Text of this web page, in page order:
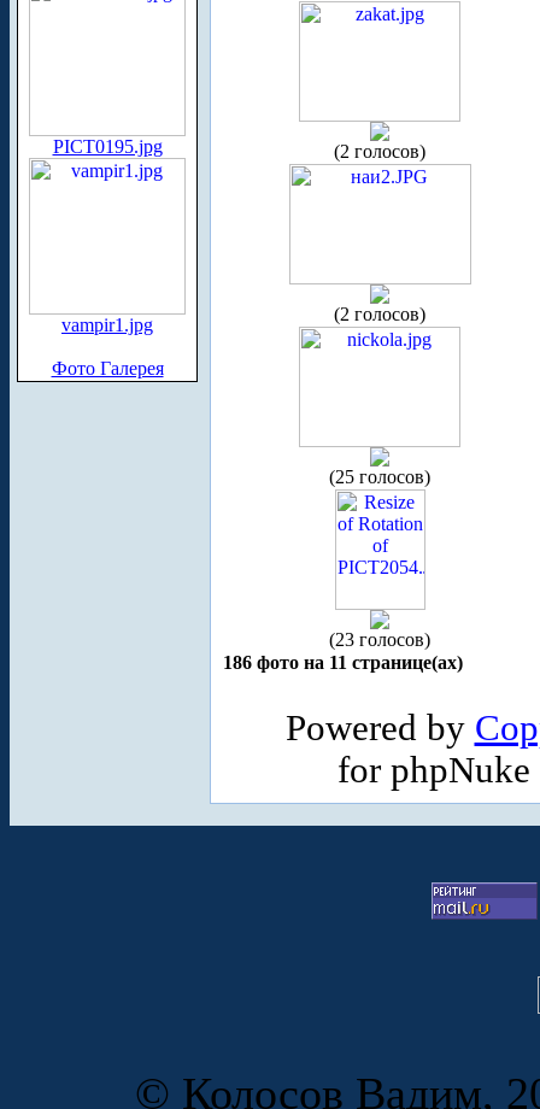
PICT0195.jpg
vampir1.jpg
Фото Галерея
(2 голосов)
(2 голосов)
(25 голосов)
(23 голосов)
186 фото на 11 странице(ах)
Powered by
for
© Колосов Вадим,